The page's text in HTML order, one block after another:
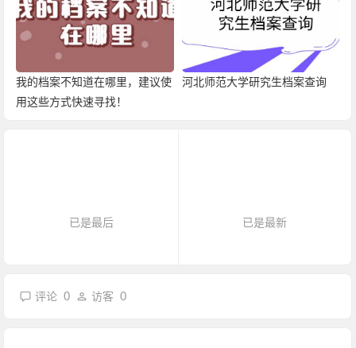
我的档案不知道在哪里，建议使
用这些方式快速寻找！
河北师范大学研究生档案查询
已是最后 已是最新
评论0 访客0